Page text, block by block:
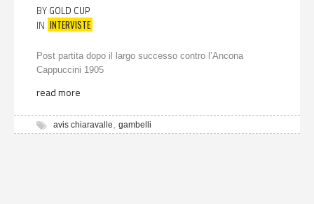
BY GOLD CUP
IN INTERVISTE
Post partita dopo il largo successo contro l’Ancona
Cappuccini 1905
read more
avis chiaravalle, gambelli